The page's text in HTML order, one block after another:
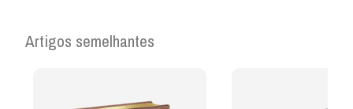
Artigos semelhantes